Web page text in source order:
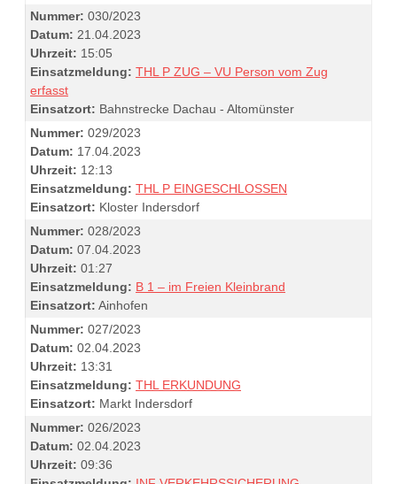
Nummer: 030/2023
Datum: 21.04.2023
Uhrzeit: 15:05
Einsatzmeldung: THL P ZUG – VU Person vom Zug
erfasst
Einsatzort: Bahnstrecke Dachau - Altomünster
Nummer: 029/2023
Datum: 17.04.2023
Uhrzeit: 12:13
Einsatzmeldung: THL P EINGESCHLOSSEN
Einsatzort: Kloster Indersdorf
Nummer: 028/2023
Datum: 07.04.2023
Uhrzeit: 01:27
Einsatzmeldung: B 1 – im Freien Kleinbrand
Einsatzort: Ainhofen
Nummer: 027/2023
Datum: 02.04.2023
Uhrzeit: 13:31
Einsatzmeldung: THL ERKUNDUNG
Einsatzort: Markt Indersdorf
Nummer: 026/2023
Datum: 02.04.2023
Uhrzeit: 09:36